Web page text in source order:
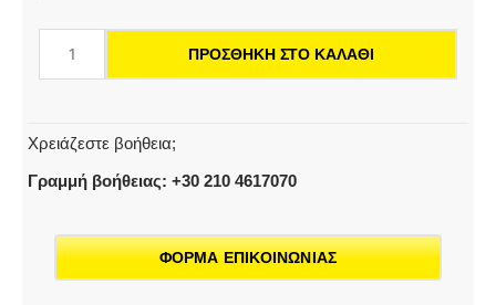
ποσότητα
ΠΡΟΣΘΉΚΗ ΣΤΟ ΚΑΛΆΘΙ
Χρειάζεστε βοήθεια;
Γραμμή βοήθειας: +30 210 4617070
ΦΟΡΜΑ ΕΠΙΚΟΙΝΩΝΙΑΣ